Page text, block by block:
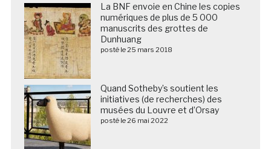
La BNF envoie en Chine les copies
numériques de plus de 5 000
manuscrits des grottes de
Dunhuang
posté le 25 mars 2018
Quand Sotheby’s soutient les
initiatives (de recherches) des
musées du Louvre et d’Orsay
posté le 26 mai 2022